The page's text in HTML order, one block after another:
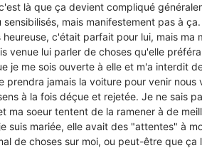
là que ça devient compliqué
mais manifestement pas à
c'était parfait pour lui, mais ma
venue lui parler de choses qu'elle
je me sois ouverte à elle et m'a interdit
prendra jamais la voiture pour venir nous
à la fois déçue et rejetée. Je ne sais
ma soeur tentent de la ramener à de
suis mariée, elle avait des "attentes" à
de choses sur moi, ou peut-être que ça